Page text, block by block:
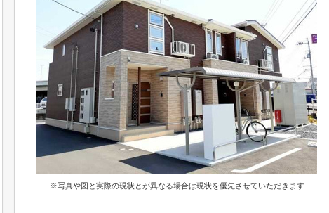
※写真や図と実際の現状とが異なる場合は現状を優先させていただきます